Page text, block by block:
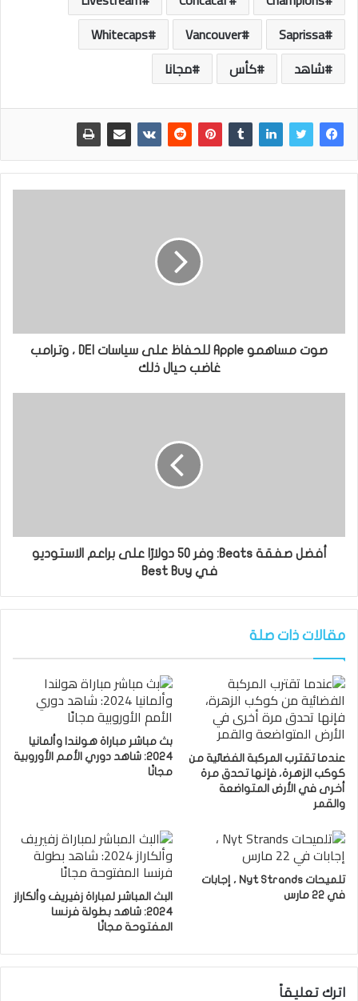
Saprissa
Vancouver
Whitecaps
شاهد
كأس مجانا
صوت مساهمو Apple للحفاظ على سياسات DEI ، وترامب
غاضب حيال ذلك
أفضل صفقة Beats: وفر 50 دولارًا على براعم الاستوديو
في Best Buy
مقالات ذات صلة
عندما تقترب المركبة الفضائية من
كوكب الزهرة، فإنها تحدق مرة
أخرى في الأرض المتواضعة
والقمر
بث مباشر مباراة هولندا وألمانيا
2024: شاهد دوري الأمم الأوروبية
مجانًا
تلميحات Nyt Strands ، إجابات
في 22 مارس
البث المباشر لمباراة زفيريف وألكاراز
2024: شاهد بطولة فرنسا
المفتوحة مجانًا
اترك تعليقاً